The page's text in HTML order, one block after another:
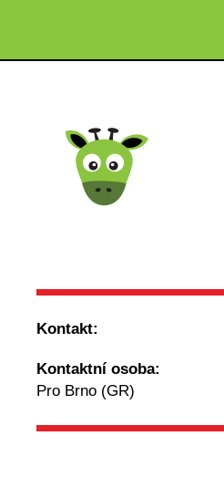
Kontakt:
Kontaktní osoba:
Pro Brno (GR)